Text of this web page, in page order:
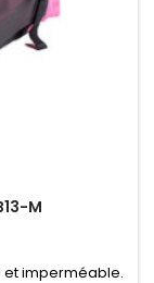
M
imperméable.